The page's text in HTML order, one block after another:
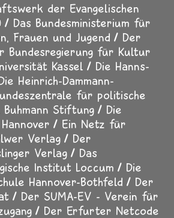
der Evangelischen
Das Bundesministerium für
Frauen und Jugend
Der
Bundesregierung für Kultur
Kassel
Die Hanns-
Heinrich-Dammann-
für politische
Buhmann Stiftung
Die
Ein Netz für
Verlag
Der
Verlag
Das
Institut Loccum
Die
Hannover-Bothfeld
Der
Der SUMA-EV - Verein für
Der Erfurter Netcode